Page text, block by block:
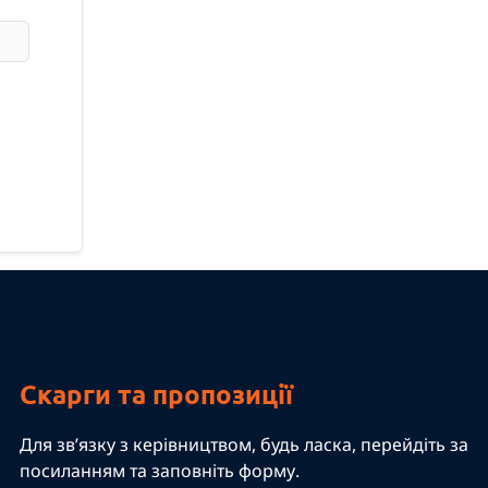
Скарги та пропозиції
Для зв’язку з керівництвом, будь ласка, перейдіть за
посиланням та заповніть форму.